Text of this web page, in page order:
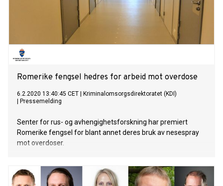
Romerike fengsel hedres for arbeid mot overdose
6.2.2020 13:40:45 CET
Kriminalomsorgsdirektoratet (KDI)
Pressemelding
Senter for rus- og avhengighetsforskning har premiert
Romerike fengsel for blant annet deres bruk av nesespray
mot overdoser.